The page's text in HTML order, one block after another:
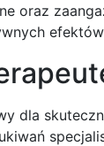
oraz
dla